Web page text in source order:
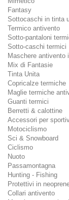
Fantasy
Sottocaschi in tinta
Termico antivento
Sotto-pantaloni
Sotto-caschi termici
Maschere antivento
Mix di Fantasie
Tinta Unita
Copricalze termiche
Maglie termiche
Guanti termici
Berretti & calottine
Accessori per
Motociclismo
Sci & Snowboard
Ciclismo
Nuoto
Passamontagna
Hunting - Fishing
Protettivi in
Collari antivento